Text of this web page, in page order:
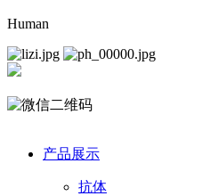
Human
产品展示
抗体